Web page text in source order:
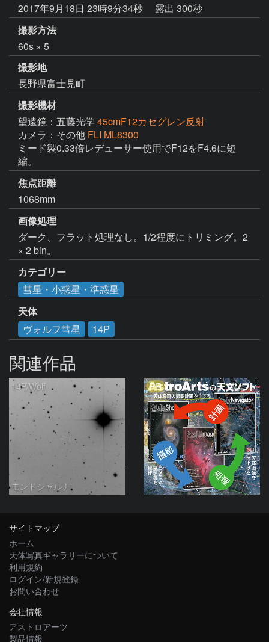
2017年9月18日 23時9分34秒
露出 300秒
撮影方法
60s × 5
撮影地
長野県富士見町
撮影機材
望遠鏡：五藤光学 45cmF12カセグレン反射
カメラ：その他 FLI ML8300
ミード製0.33倍レデューサー使用でF12をF4.6に短
縮。
焦点距離
1068mm
画像処理
ダーク、フラット処理なし。1/2程度にトリミング。2
× 2 bin。
カテゴリー
彗星・小惑星・準惑星
天体
ヴォルフ彗星
14P
関連作品
14P/Wolf
モンドシャルナ
PR
サイトマップ
ホーム
天体写真ギャラリーについて
利用規約
ログイン/新規登録
お問い合わせ
会社情報
アストロアーツ
製品情報